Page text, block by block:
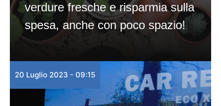
verdure fresche e risparmia sulla
spesa, anche con poco spazio!
20 Luglio 2023 - 09:15